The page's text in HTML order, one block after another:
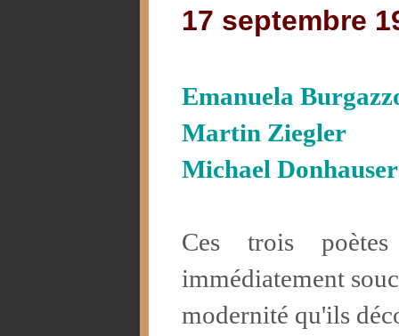
17 septembre
Emanuela
Martin Ziegler
Michael Donhauser
Ces trois
immédiatement
modernité qu'ils